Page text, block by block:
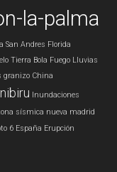
la-palma
San Andres Florida
Tierra Bola Fuego Lluvias
granizo China
nibiru Inundaciones
sísmica nueva madrid
6 España Erupción